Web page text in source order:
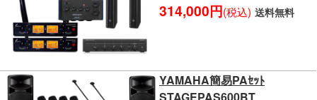
314,000円(税込) 送料無料
YAMAHA簡易PAｾｯﾄ